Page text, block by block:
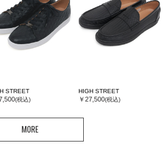
STREET
(税込)
HIGH STREET
￥27,500(税込)
MORE